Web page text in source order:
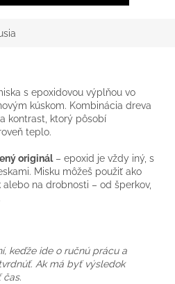
s epoxidovou výplňou vo
kúskom. Kombinácia dreva
kontrast, ktorý pôsobí
teplo.
originál– epoxid je vždy iný, s
Misku môžeš použiť ako
na drobnosti – od šperkov,
keďže ide o ručnú prácu a
Ak má byť výsledok
čas.